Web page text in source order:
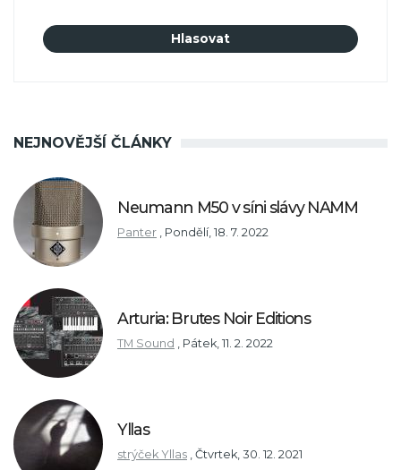
NEJNOVĚJŠÍ ČLÁNKY
Neumann M50 v síni slávy NAMM
Panter Pondělí, 18. 7. 2022
Arturia: Brutes Noir Editions
TM Sound Pátek, 11. 2. 2022
Yllas
strýček Yllas Čtvrtek, 30. 12. 2021